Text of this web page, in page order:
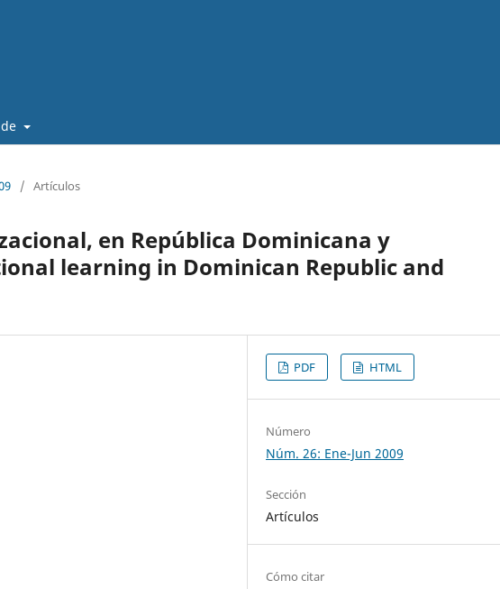
/ Artículos
en República Dominicana y
learning in Dominican Republic and
PDF HTML
Número
Núm. 26: Ene-Jun 2009
Sección
Artículos
Cómo citar